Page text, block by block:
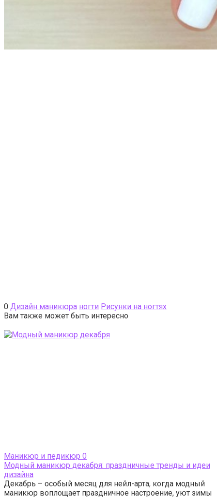
0 Дизайн маникюра ногти Рисунки на ногтях
Вам также может быть интересно
Маникюр и педикюр 0
Модный маникюр декабря: праздничные тренды и идеи
дизайна
Декабрь – особый месяц для нейл-арта, когда модный
маникюр воплощает праздничное настроение, уют зимы